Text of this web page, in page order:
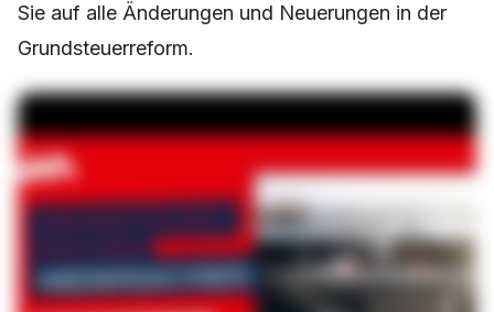
Sie auf alle Änderungen und Neuerungen in der
Grundsteuerreform.